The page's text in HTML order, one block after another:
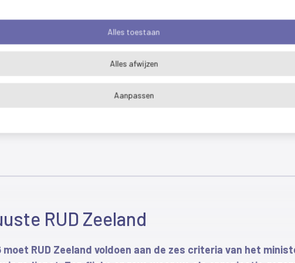
Alles toestaan
Alles afwijzen
Aanpassen
En de beste uitdagingen komen op je pad wanneer je
camper in Frankrijk zat, kreeg hij een bericht. Een kennis
RUD? Toen las ik omgevingsdienst en daar had ik meteen beeld
doet. In Vergunningverlening ga ik wat dieper duiken. Bij
de politie, waardoor hij een schat aan ervaring opdeed. Hij
in zijn woonplaats Roosendaal. Hij volgde een studie en
stap in de richting van milieu. “Daar gaf ik leiding aan een
directeur
directeur Gerrit van Hofwegen. Hij stond sinds maart 2024
van onze organisatie. Hij gaf ons deze mooie woorden mee:
zou ik er heen gaan, handen vol zou ik rapen en gooien
RUD Zeeland
moet RUD Zeeland voldoen aan de zes criteria van het